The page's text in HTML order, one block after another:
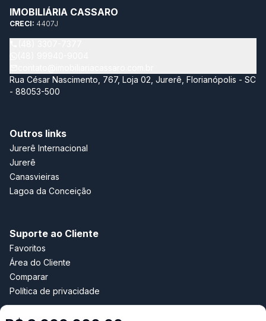
pensando no conforto de uma casa. Sabe aquela que você
degusta de um bom café moído na hora, serve uma bebida
gelada para os amigos e sempre tem um bolinho para o café
da tarde? Essa é a nossa empresa. Aqui você se sente em
futuro de prestígio. Juntos faremos história!
IMOBILIÁRIA CASSARO
CRECI: 4407J
Rua César Nascimento, 767, Loja 02, Jurerê, Florianópolis - SC
- 88053-500
Outros links
Jurerê Internacional
Jurerê
Canasvieiras
Lagoa da Conceição
Suporte ao Cliente
Favoritos
Área do Cliente
Comparar
Política de privacidade